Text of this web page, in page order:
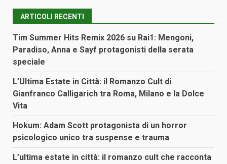
ARTICOLI RECENTI
Tim Summer Hits Remix 2026 su Rai1: Mengoni,
Paradiso, Anna e Sayf protagonisti della serata
speciale
L’Ultima Estate in Città: il Romanzo Cult di
Gianfranco Calligarich tra Roma, Milano e la Dolce
Vita
Hokum: Adam Scott protagonista di un horror
psicologico unico tra suspense e trauma
L’ultima estate in città: il romanzo cult che racconta